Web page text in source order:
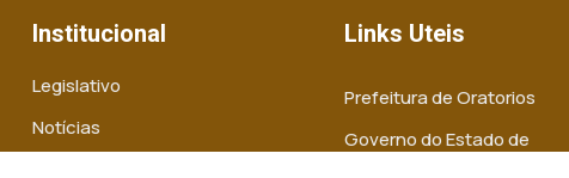
Institucional
Legislativo
Notícias
Links Uteis
Prefeitura de Oratorios
Governo do Estado de